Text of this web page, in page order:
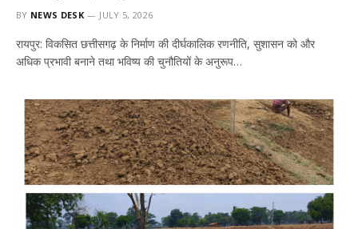
BY NEWS DESK JULY 5, 2026
रायपुर: विकसित छत्तीसगढ़ के निर्माण की दीर्घकालिक रणनीति, सुशासन को और
अधिक प्रभावी बनाने तथा भविष्य की चुनौतियों के अनुरूप…